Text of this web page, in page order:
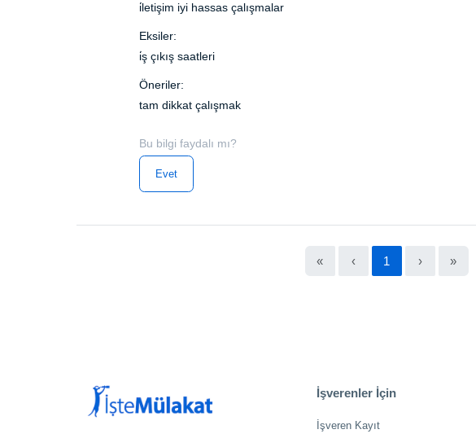
i̇letişim iyi hassas çalışmalar
Eksiler:
i̇ş çıkış saatleri
Öneriler:
tam dikkat çalışmak
Bu bilgi faydalı mı?
Evet
« ‹ 1 › »
İşverenler İçin
İşveren Kayıt